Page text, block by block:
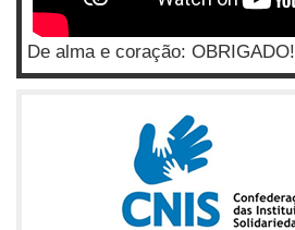
De alma e coração: OBRIGADO!